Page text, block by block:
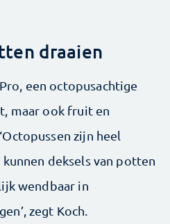
draaien
een octopusachtige
maar ook fruit en
zijn heel
deksels van potten
wendbaar in
zegt Koch.